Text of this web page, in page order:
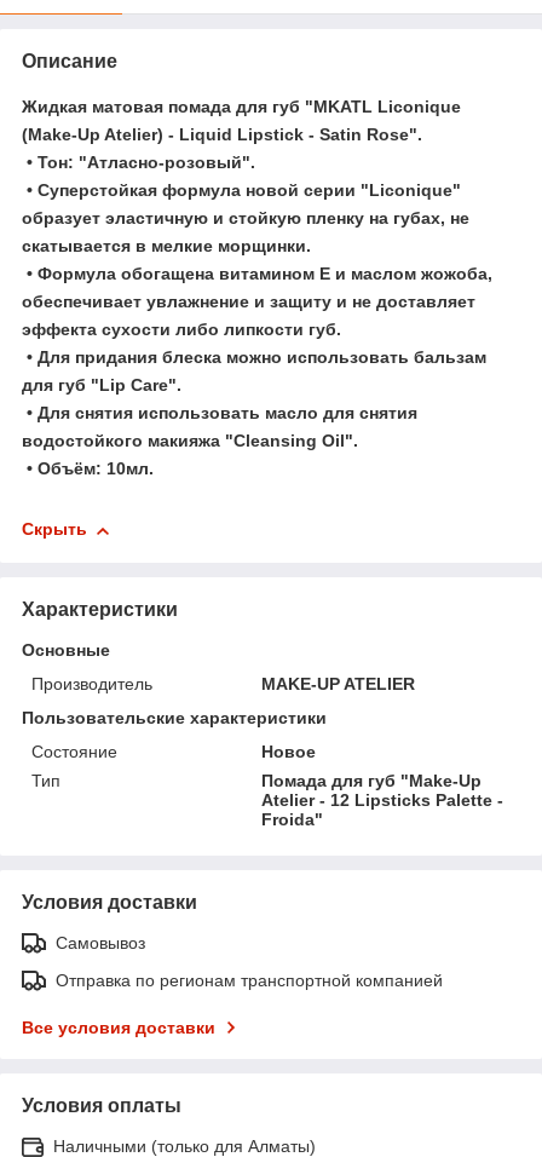
Описание
Жидкая матовая помада для губ "MKATL Liconique
(Make-Up Atelier) - Liquid Lipstick - Satin Rose".
• Тон: "Атласно-розовый".
• Суперстойкая формула новой серии "Liconique"
образует эластичную и стойкую пленку на губах, не
скатывается в мелкие морщинки.
• Формула обогащена витамином Е и маслом жожоба,
обеспечивает увлажнение и защиту и не доставляет
эффекта сухости либо липкости губ.
• Для придания блеска можно использовать бальзам
для губ "Lip Care".
• Для снятия использовать масло для снятия
водостойкого макияжа "Cleansing Oil".
• Объём: 10мл.
Скрыть
Характеристики
Основные
Производитель
MAKE-UP ATELIER
Пользовательские характеристики
Состояние
Новое
Тип
Помада для губ "Make-Up
Atelier - 12 Lipsticks Palette -
Froida"
Условия доставки
Самовывоз
Отправка по регионам транспортной компанией
Все условия доставки
Условия оплаты
Наличными (только для Алматы)